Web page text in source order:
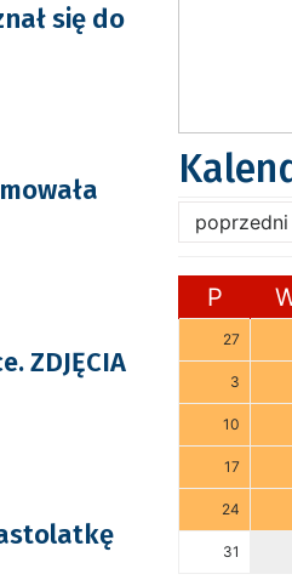
się do
ZDJĘCIA
poprzedni
P
27
3
10
17
24
31